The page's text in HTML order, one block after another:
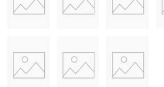
Svalka dig och din valda dryck med
eller för välbehövlig svalka under
smidigt format så den enkelt kan